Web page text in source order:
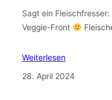
Sagt ein
Veggie-Front
Weiterlesen
28. April 2024